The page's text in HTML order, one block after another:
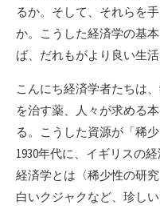
るか。そして、それらを
か。こうした経済学の基
ば、だれもがより良い生
こんにち経済学者たちは
を治す薬、人々が求める
る。こうした資源が「稀
1930年代に、イギリスの
経済学とは〈稀少性の研
白いクジャクなど、珍し